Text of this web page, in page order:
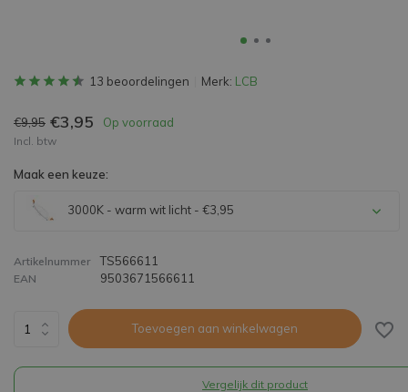
13 beoordelingen Merk: LCB
€9,95 €3,95 Op voorraad
Incl. btw
Maak een keuze:
3000K - warm wit licht - €3,95
Artikelnummer TS566611
EAN 9503671566611
Toevoegen aan winkelwagen
Vergelijk dit product